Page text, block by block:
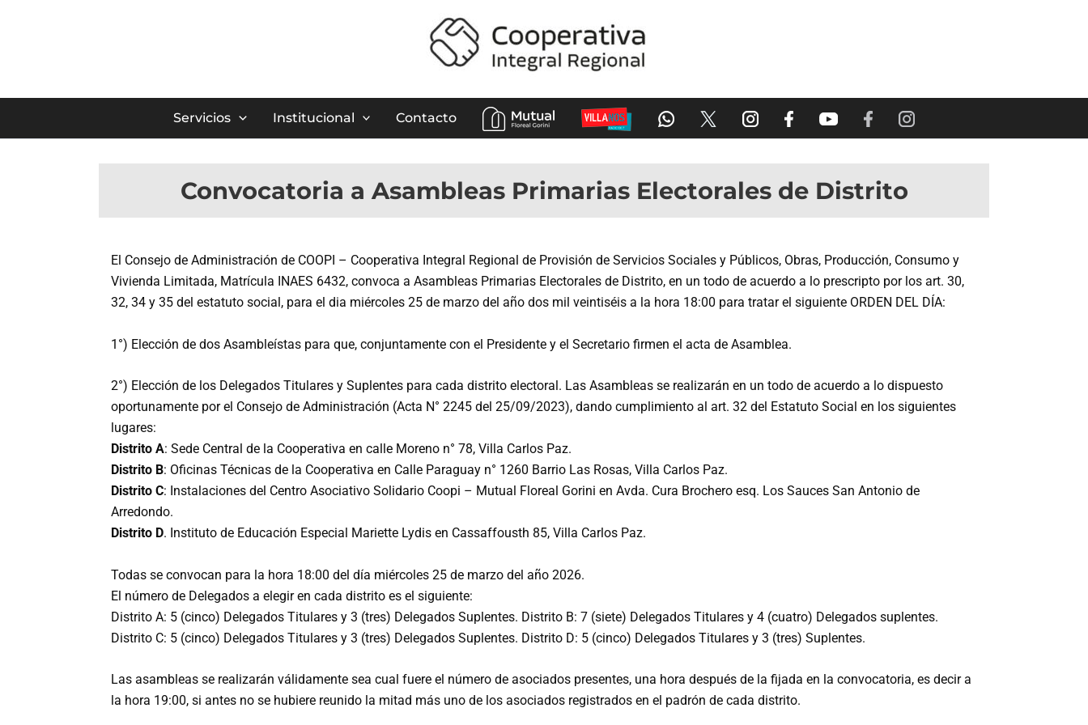
Servicios Institucional Contacto
Convocatoria a Asambleas Primarias Electorales de Distrito
El Consejo de Administración de COOPI – Cooperativa Integral Regional de Provisión de Servicios Sociales y Públicos, Obras, Producción, Consumo y
Vivienda Limitada, Matrícula INAES 6432, convoca a Asambleas Primarias Electorales de Distrito, en un todo de acuerdo a lo prescripto por los art. 30,
32, 34 y 35 del estatuto social, para el dia miércoles 25 de marzo del año dos mil veintiséis a la hora 18:00 para tratar el siguiente ORDEN DEL DÍA:
1°) Elección de dos Asambleístas para que, conjuntamente con el Presidente y el Secretario firmen el acta de Asamblea.
2°) Elección de los Delegados Titulares y Suplentes para cada distrito electoral. Las Asambleas se realizarán en un todo de acuerdo a lo dispuesto
oportunamente por el Consejo de Administración (Acta N° 2245 del 25/09/2023), dando cumplimiento al art. 32 del Estatuto Social en los siguientes
lugares:
Distrito A: Sede Central de la Cooperativa en calle Moreno n° 78, Villa Carlos Paz.
Distrito B: Oficinas Técnicas de la Cooperativa en Calle Paraguay n° 1260 Barrio Las Rosas, Villa Carlos Paz.
Distrito C: Instalaciones del Centro Asociativo Solidario Coopi – Mutual Floreal Gorini en Avda. Cura Brochero esq. Los Sauces San Antonio de
Arredondo.
Distrito D. Instituto de Educación Especial Mariette Lydis en Cassaffousth 85, Villa Carlos Paz.
Todas se convocan para la hora 18:00 del día miércoles 25 de marzo del año 2026.
El número de Delegados a elegir en cada distrito es el siguiente:
Distrito A: 5 (cinco) Delegados Titulares y 3 (tres) Delegados Suplentes. Distrito B: 7 (siete) Delegados Titulares y 4 (cuatro) Delegados suplentes.
Distrito C: 5 (cinco) Delegados Titulares y 3 (tres) Delegados Suplentes. Distrito D: 5 (cinco) Delegados Titulares y 3 (tres) Suplentes.
Las asambleas se realizarán válidamente sea cual fuere el número de asociados presentes, una hora después de la fijada en la convocatoria, es decir a
la hora 19:00, si antes no se hubiere reunido la mitad más uno de los asociados registrados en el padrón de cada distrito.